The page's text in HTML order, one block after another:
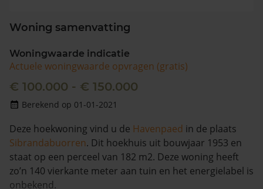
Woning samenvatting
Woningwaarde indicatie
Actuele woningwaarde opvragen (gratis)
€ 100.000 - € 150.000
Berekend op 01-01-2021
Deze hoekwoning vind u de Havenpaed in de plaats
Sibrandabuorren. Dit hoekhuis uit bouwjaar 1953 en
staat op een perceel van 182 m2. Deze woning heeft
zo’n 140 vierkante meter aan tuin en het energielabel is
onbekend.